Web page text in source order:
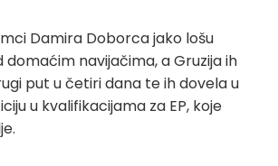
Damira Doborca jako lošu
navijačima, a Gruzija ih
put u četiri dana te ih dovela u
u kvalifikacijama za EP, koje